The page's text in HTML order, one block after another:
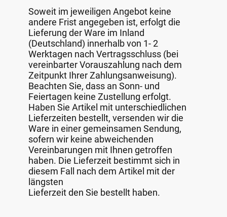
Soweit im jeweiligen Angebot keine
andere Frist angegeben ist, erfolgt die
Lieferung der Ware im Inland
(Deutschland) innerhalb von 1- 2
Werktagen nach Vertragsschluss (bei
vereinbarter Vorauszahlung nach dem
Zeitpunkt Ihrer Zahlungsanweisung).
Beachten Sie, dass an Sonn- und
Feiertagen keine Zustellung erfolgt.
Haben Sie Artikel mit unterschiedlichen
Lieferzeiten bestellt, versenden wir die
Ware in einer gemeinsamen Sendung,
sofern wir keine abweichenden
Vereinbarungen mit Ihnen getroffen
haben. Die Lieferzeit bestimmt sich in
diesem Fall nach dem Artikel mit der
längsten
Lieferzeit den Sie bestellt haben.